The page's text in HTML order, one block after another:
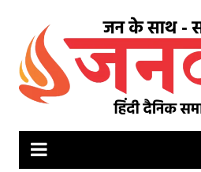
content